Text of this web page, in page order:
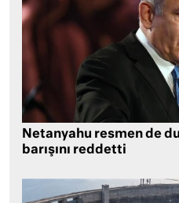
Netanyahu resmen de
barışını reddetti